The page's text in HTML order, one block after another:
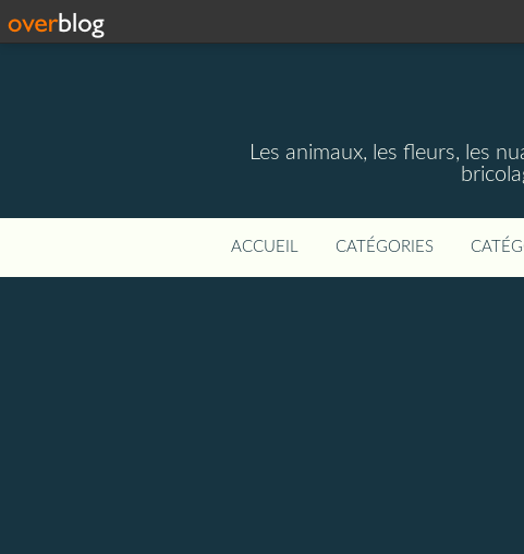
Les animaux, les fleurs, les
ACCUEIL CATÉGORIES